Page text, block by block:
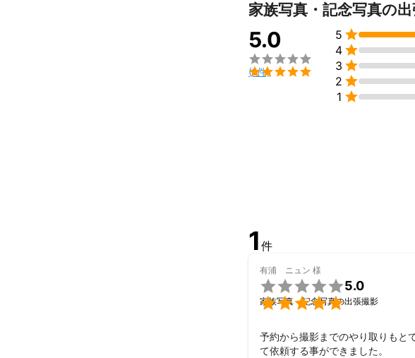
SINGAPORE INTERNATIONAL
First-Time Filmmaker Sessions By
家族写真・記念写真の
5.0


(1件)
5 
4 
3 
2 
1 
1 件
有浦 ニュン 様


5.0
家族写真・記念写真の出張撮影
予約から撮影までのやり取りもと
て依頼する事ができました。